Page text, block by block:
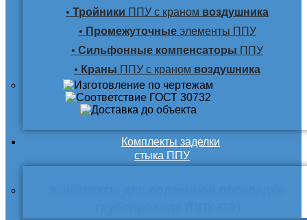
• Тройники ППУ с краном воздушника
• Промежуточныеэлементы ППУ
• Сильфонные компенсаторы ППУ
• Краны ППУ с краном воздушника
Комплекты заделки
стыка ППУ